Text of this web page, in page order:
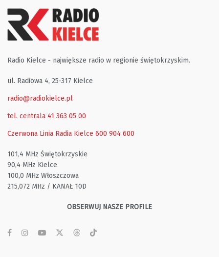
Radio Kielce - największe radio w regionie świętokrzyskim.
ul. Radiowa 4, 25-317 Kielce
radio@radiokielce.pl
tel. centrala 41 363 05 00
Czerwona Linia Radia Kielce 600 904 600
101,4 MHz Świętokrzyskie
90,4 MHz Kielce
100,0 MHz Włoszczowa
215,072 MHz / KANAŁ 10D
OBSERWUJ NASZE PROFILE